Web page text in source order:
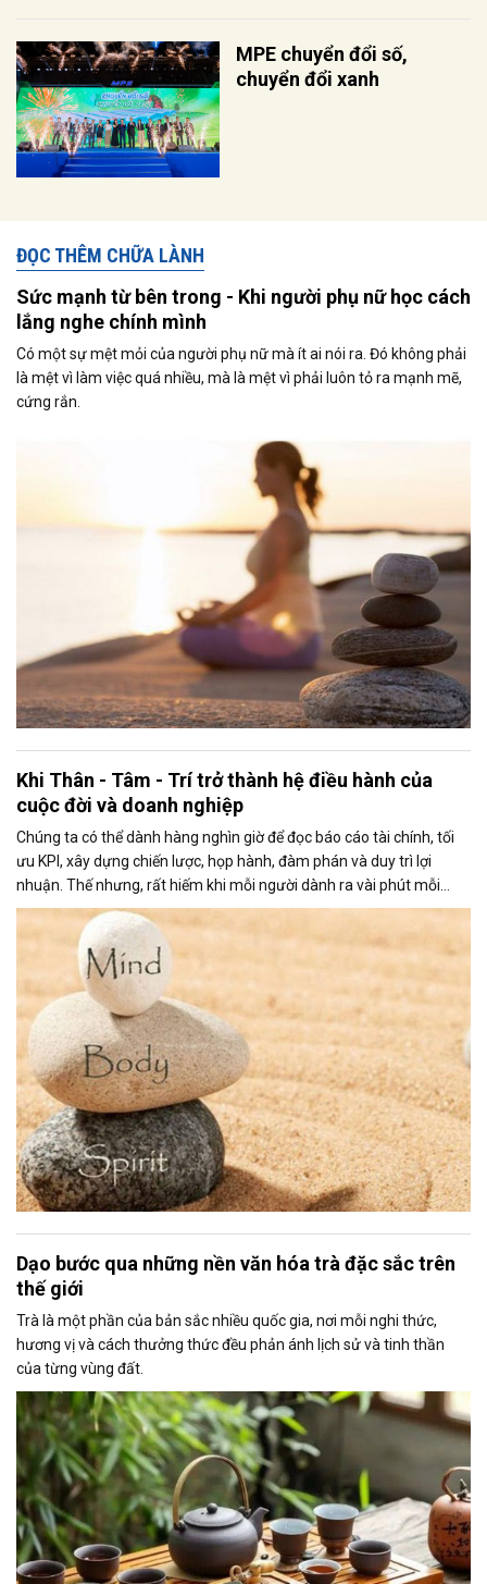
MPE chuyển đổi số,
chuyển đổi xanh
ĐỌC THÊM CHỮA LÀNH
Sức mạnh từ bên trong - Khi người phụ nữ học cách
lắng nghe chính mình
Có một sự mệt mỏi của người phụ nữ mà ít ai nói ra. Đó không phải
là mệt vì làm việc quá nhiều, mà là mệt vì phải luôn tỏ ra mạnh mẽ,
cứng rắn.
Khi Thân - Tâm - Trí trở thành hệ điều hành của
cuộc đời và doanh nghiệp
Chúng ta có thể dành hàng nghìn giờ để đọc báo cáo tài chính, tối
ưu KPI, xây dựng chiến lược, họp hành, đàm phán và duy trì lợi
nhuận. Thế nhưng, rất hiếm khi mỗi người dành ra vài phút mỗi
ngày để “đọc” những báo cáo sinh học phát ra từ chính cơ thể mình.
Dạo bước qua những nền văn hóa trà đặc sắc trên
thế giới
Trà là một phần của bản sắc nhiều quốc gia, nơi mỗi nghi thức,
hương vị và cách thưởng thức đều phản ánh lịch sử và tinh thần
của từng vùng đất.